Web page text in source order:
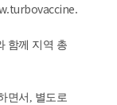
함께 지역 총
면서, 별도로